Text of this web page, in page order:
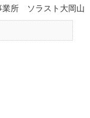
業所 ソラスト大岡山